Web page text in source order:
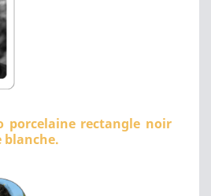
porcelaine rectangle noir
blanche.